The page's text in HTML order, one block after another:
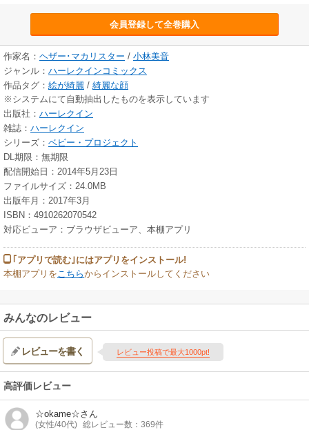
会員登録して全巻購入
作家名： ヘザー･マカリスター / 小林美音
ジャンル： ハーレクインコミックス
作品タグ： 絵が綺麗 / 綺麗な顔
※システムにて自動抽出したものを表示しています
出版社： ハーレクイン
雑誌： ハーレクイン
シリーズ： ベビー・プロジェクト
DL期限：無期限
配信開始日：2014年5月23日
ファイルサイズ：24.0MB
出版年月：2017年3月
ISBN：4910262070542
対応ビューア：ブラウザビューア、本棚アプリ
｢アプリで読む｣にはアプリをインストール!
本棚アプリを こちらからインストールしてください
みんなのレビュー
レビューを書く レビュー投稿で最大1000pt!
高評価レビュー
☆okame☆さん
(女性/40代) 総レビュー数：369件